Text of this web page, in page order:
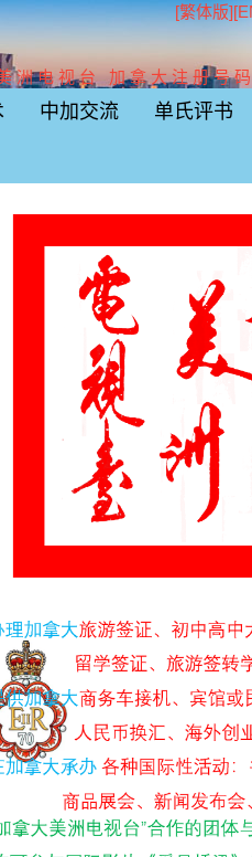
[繁体版][
洲电视台 加拿大注册
中加交流 单氏评书